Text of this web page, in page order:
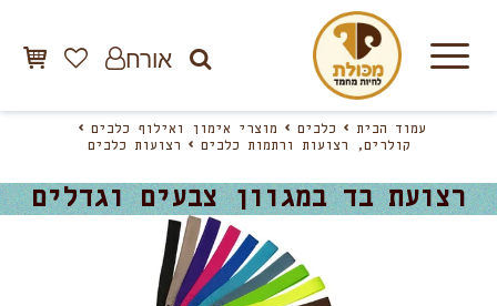
אורח
עמוד הבית כלבים
מוצרי אימון ואילוף כלבים
קולרים, רצועות ורתמות כלבים
רצועות כלבים
רצועת בד במגוון צבעים וגדלים